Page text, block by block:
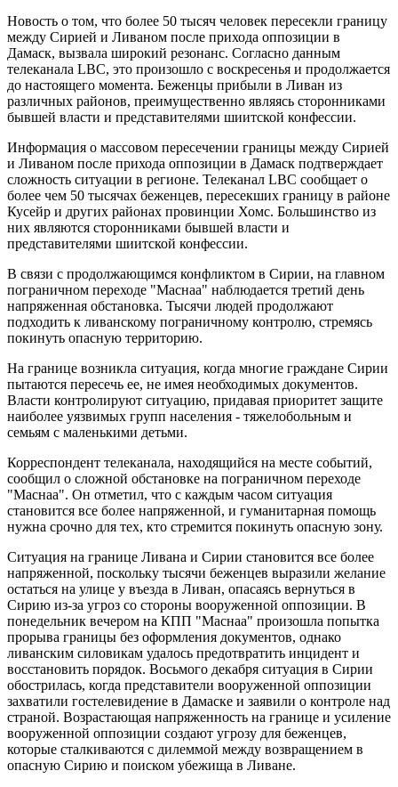
Новость о том, что более 50 тысяч человек пересекли границу
между Сирией и Ливаном после прихода оппозиции в
Дамаск, вызвала широкий резонанс. Согласно данным
телеканала LBC, это произошло с воскресенья и продолжается
до настоящего момента. Беженцы прибыли в Ливан из
различных районов, преимущественно являясь сторонниками
бывшей власти и представителями шиитской конфессии.
Информация о массовом пересечении границы между Сирией
и Ливаном после прихода оппозиции в Дамаск подтверждает
сложность ситуации в регионе. Телеканал LBC сообщает о
более чем 50 тысячах беженцев, пересекших границу в районе
Кусейр и других районах провинции Хомс. Большинство из
них являются сторонниками бывшей власти и
представителями шиитской конфессии.
В связи с продолжающимся конфликтом в Сирии, на главном
пограничном переходе "Маснаа" наблюдается третий день
напряженная обстановка. Тысячи людей продолжают
подходить к ливанскому пограничному контролю, стремясь
покинуть опасную территорию.
На границе возникла ситуация, когда многие граждане Сирии
пытаются пересечь ее, не имея необходимых документов.
Власти контролируют ситуацию, придавая приоритет защите
наиболее уязвимых групп населения - тяжелобольным и
семьям с маленькими детьми.
Корреспондент телеканала, находящийся на месте событий,
сообщил о сложной обстановке на пограничном переходе
"Маснаа". Он отметил, что с каждым часом ситуация
становится все более напряженной, и гуманитарная помощь
нужна срочно для тех, кто стремится покинуть опасную зону.
Ситуация на границе Ливана и Сирии становится все более
напряженной, поскольку тысячи беженцев выразили желание
остаться на улице у въезда в Ливан, опасаясь вернуться в
Сирию из-за угроз со стороны вооруженной оппозиции. В
понедельник вечером на КПП "Маснаа" произошла попытка
прорыва границы без оформления документов, однако
ливанским силовикам удалось предотвратить инцидент и
восстановить порядок. Восьмого декабря ситуация в Сирии
обострилась, когда представители вооруженной оппозиции
захватили гостелевидение в Дамаске и заявили о контроле над
страной. Возрастающая напряженность на границе и усиление
вооруженной оппозиции создают угрозу для беженцев,
которые сталкиваются с дилеммой между возвращением в
опасную Сирию и поиском убежища в Ливане.